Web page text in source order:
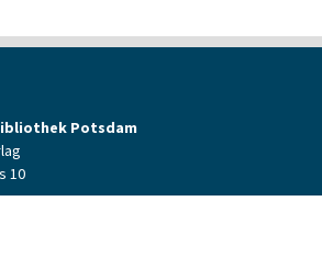
Potsdam
10